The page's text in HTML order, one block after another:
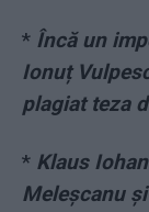
* Încă un
Ionuț
plagiat teza
* Klaus
Meleșcanu